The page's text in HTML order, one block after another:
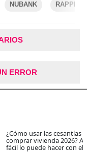
NUBANK RAPPI
ERROR
¿Cómo usar las cesantías
comprar vivienda 2026?
fácil lo puede hacer con el